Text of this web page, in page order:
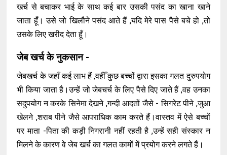
खर्च से बचाकर भाई के साथ कई बार उसकी पसंद का खाना खाने
जाता हूँ। उसे जो खिलौने पसंद आते हैं ,यदि मेरे पास पैसे बचे हो ,तो
उसके लिए खरीद देता हूँ।
जेब खर्च के नुकसान -
जेबखर्च के जहाँ कई लाभ हैं ,वहीँ कुछ बच्चों द्वारा इसका गलत दुरुपयोग
भी किया जाता है।उन्हें जो जेबचर्च के लिए पैसे दिए जाते हैं ,वह उनका
सदुपयोग न करके सिनेमा देखने ,गन्दी आदतों जैसे - सिगरेट पीने ,जुआ
खेलने ,शराब पीने जैसे आपराधिक काम करते हैं।वास्तव में ऐसे बच्चों
पर माता -पिता की कड़ी निगरानी नहीं रहती है ,उन्हें सही संस्कार न
मिलने के कारण वे जेब खर्च का गलत कामों में प्रयोग करने लगते हैं।